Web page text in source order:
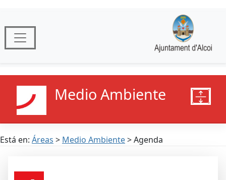
Medio Ambiente
Está en: Áreas > Medio Ambiente> Agenda